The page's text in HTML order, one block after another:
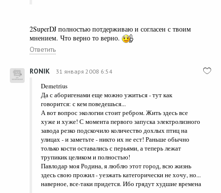
2SuperDJ полностью потдерживаю и согласен с твоим
мнением. Что верно то верно.
Ответить
RONIK 31 января 2008 6:54
Demetrius
Да с аборигенами еще можно ужиться - тут как
говорится: с кем поведешься...
А вот вопрос экологии стоит ребром. Жить здесь все
хуже и хуже! С момента первого запуска электролизного
завода резко подскочило количество дохлых птиц на
улицах - и заметьте - никто их не ест! Раньше обычно
только кости оставались с перьями, а теперь лежат
трупикик целиком и полностью!
Павлодар моя Родина, я люблю этот город, всю жизнь
здесь свою прожил - уезжать категорически не хочу, но...
наверное, все-таки придется. Ибо грядут худшие времена